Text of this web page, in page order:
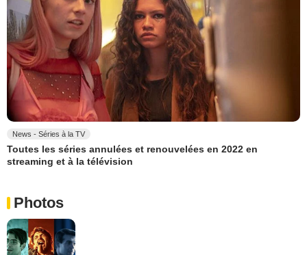
News - Séries à la TV
Toutes les séries annulées et renouvelées en 2022 en
streaming et à la télévision
Photos